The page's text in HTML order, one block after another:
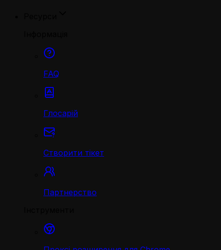
FAQ
Глосарій
Створити тікет
Партнерство